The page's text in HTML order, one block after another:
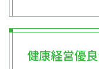
健康経営優